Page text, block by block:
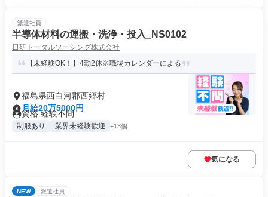
派遣社員
半導体材料の運搬・洗浄・投入_NS0102
日研トータルソーシング株式会社
【未経験OK！】4勤2休※職場カレンダーによる
福島県西白河郡西郷村
月給20万5000円
資格 経験不問
制服あり 業界未経験歓迎 +13個
気になる
NEW 派遣社員